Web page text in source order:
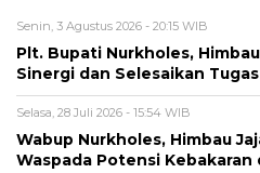
Senin, 3 Agustus 2026 - 20:15 WIB
Plt. Bupati Nurkholes,
Sinergi dan Selesaikan
Selasa, 28 Juli 2026 - 15:54 WIB
Wabup Nurkholes, Himbau
Waspada Potensi Kebakaran